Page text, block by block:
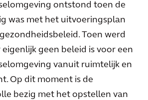
ontstond toen de
was met het uitvoeringsplan
Toen werd
geen beleid is voor een
vanuit ruimtelijk en
Op dit moment is de
bezig met het opstellen van